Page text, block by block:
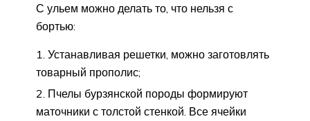
С ульем можно делать то, что нельзя с
бортью:
Устанавливая решетки, можно заготовлять
товарный прополис;
Пчелы бурзянской породы формируют
маточники с толстой стенкой. Все ячейки